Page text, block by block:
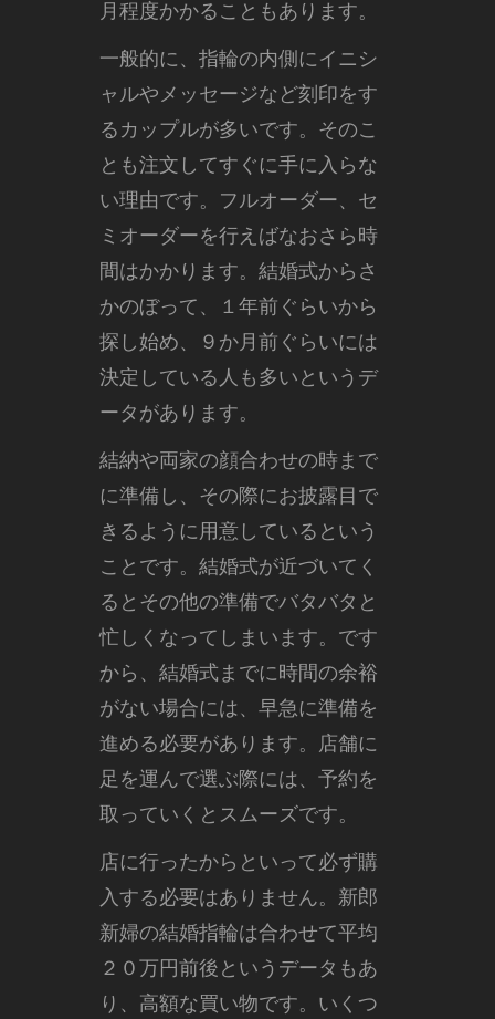
月程度かかることもあります。
一般的に、指輪の内側にイニシ
ャルやメッセージなど刻印をす
るカップルが多いです。そのこ
とも注文してすぐに手に入らな
い理由です。フルオーダー、セ
ミオーダーを行えばなおさら時
間はかかります。結婚式からさ
かのぼって、１年前ぐらいから
探し始め、９か月前ぐらいには
決定している人も多いというデ
ータがあります。
結納や両家の顔合わせの時まで
に準備し、その際にお披露目で
きるように用意しているという
ことです。結婚式が近づいてく
るとその他の準備でバタバタと
忙しくなってしまいます。です
から、結婚式までに時間の余裕
がない場合には、早急に準備を
進める必要があります。店舗に
足を運んで選ぶ際には、予約を
取っていくとスムーズです。
店に行ったからといって必ず購
入する必要はありません。新郎
新婦の結婚指輪は合わせて平均
２０万円前後というデータもあ
り、高額な買い物です。いくつ